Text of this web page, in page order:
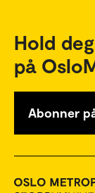
Hold
på
Abonner